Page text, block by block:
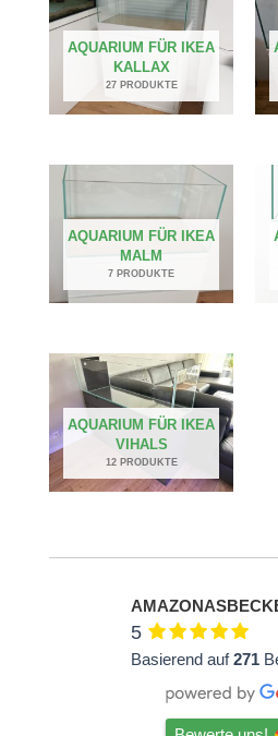
AQUARIUM FÜR IKEA
KALLAX
27 PRODUKTE
AQUARIUM FÜR IKEA
MALM
7 PRODUKTE
AQUARIUM FÜR IKEA
VIHALS
12 PRODUKTE
5
Basierend auf271